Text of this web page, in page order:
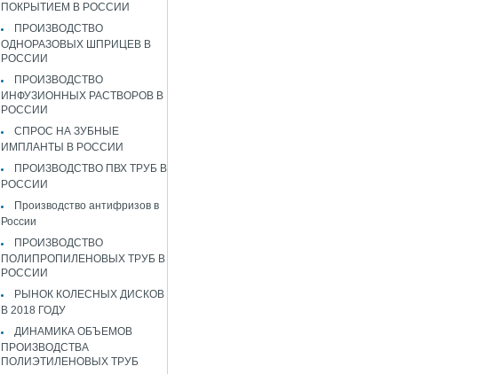
ПОКРЫТИЕМ В РОССИИ
ПРОИЗВОДСТВО
ОДНОРАЗОВЫХ ШПРИЦЕВ В
РОССИИ
ПРОИЗВОДСТВО
ИНФУЗИОННЫХ РАСТВОРОВ В
РОССИИ
СПРОС НА ЗУБНЫЕ
ИМПЛАНТЫ В РОССИИ
ПРОИЗВОДСТВО ПВХ ТРУБ В
РОССИИ
Производство антифризов в
России
ПРОИЗВОДСТВО
ПОЛИПРОПИЛЕНОВЫХ ТРУБ В
РОССИИ
РЫНОК КОЛЕСНЫХ ДИСКОВ
В 2018 ГОДУ
ДИНАМИКА ОБЪЕМОВ
ПРОИЗВОДСТВА
ПОЛИЭТИЛЕНОВЫХ ТРУБ